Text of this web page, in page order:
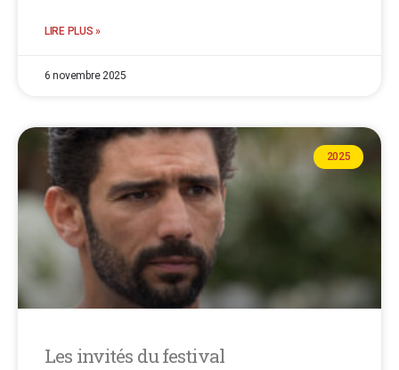
LIRE PLUS »
6 novembre 2025
2025
Les invités du festival